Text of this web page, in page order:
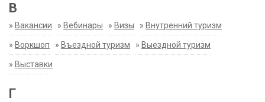
В
» Вакансии » Вебинары » Визы » Внутренний туризм
» Воркшоп » Въездной туризм » Выездной туризм
» Выставки
Г